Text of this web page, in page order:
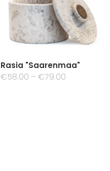
Rasia "Saarenmaa"
€58.00 –€79.00